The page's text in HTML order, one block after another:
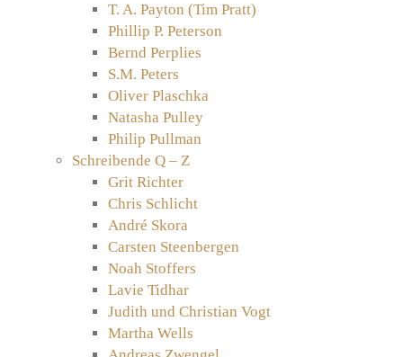
T. A. Payton (Tim Pratt)
Phillip P. Peterson
Bernd Perplies
S.M. Peters
Oliver Plaschka
Natasha Pulley
Philip Pullman
Schreibende Q – Z
Grit Richter
Chris Schlicht
André Skora
Carsten Steenbergen
Noah Stoffers
Lavie Tidhar
Judith und Christian Vogt
Martha Wells